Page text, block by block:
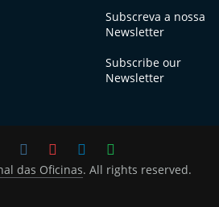
Subscreva a nossa
Newsletter
Subscribe our
Newsletter
das Oficinas. All rights reserved.